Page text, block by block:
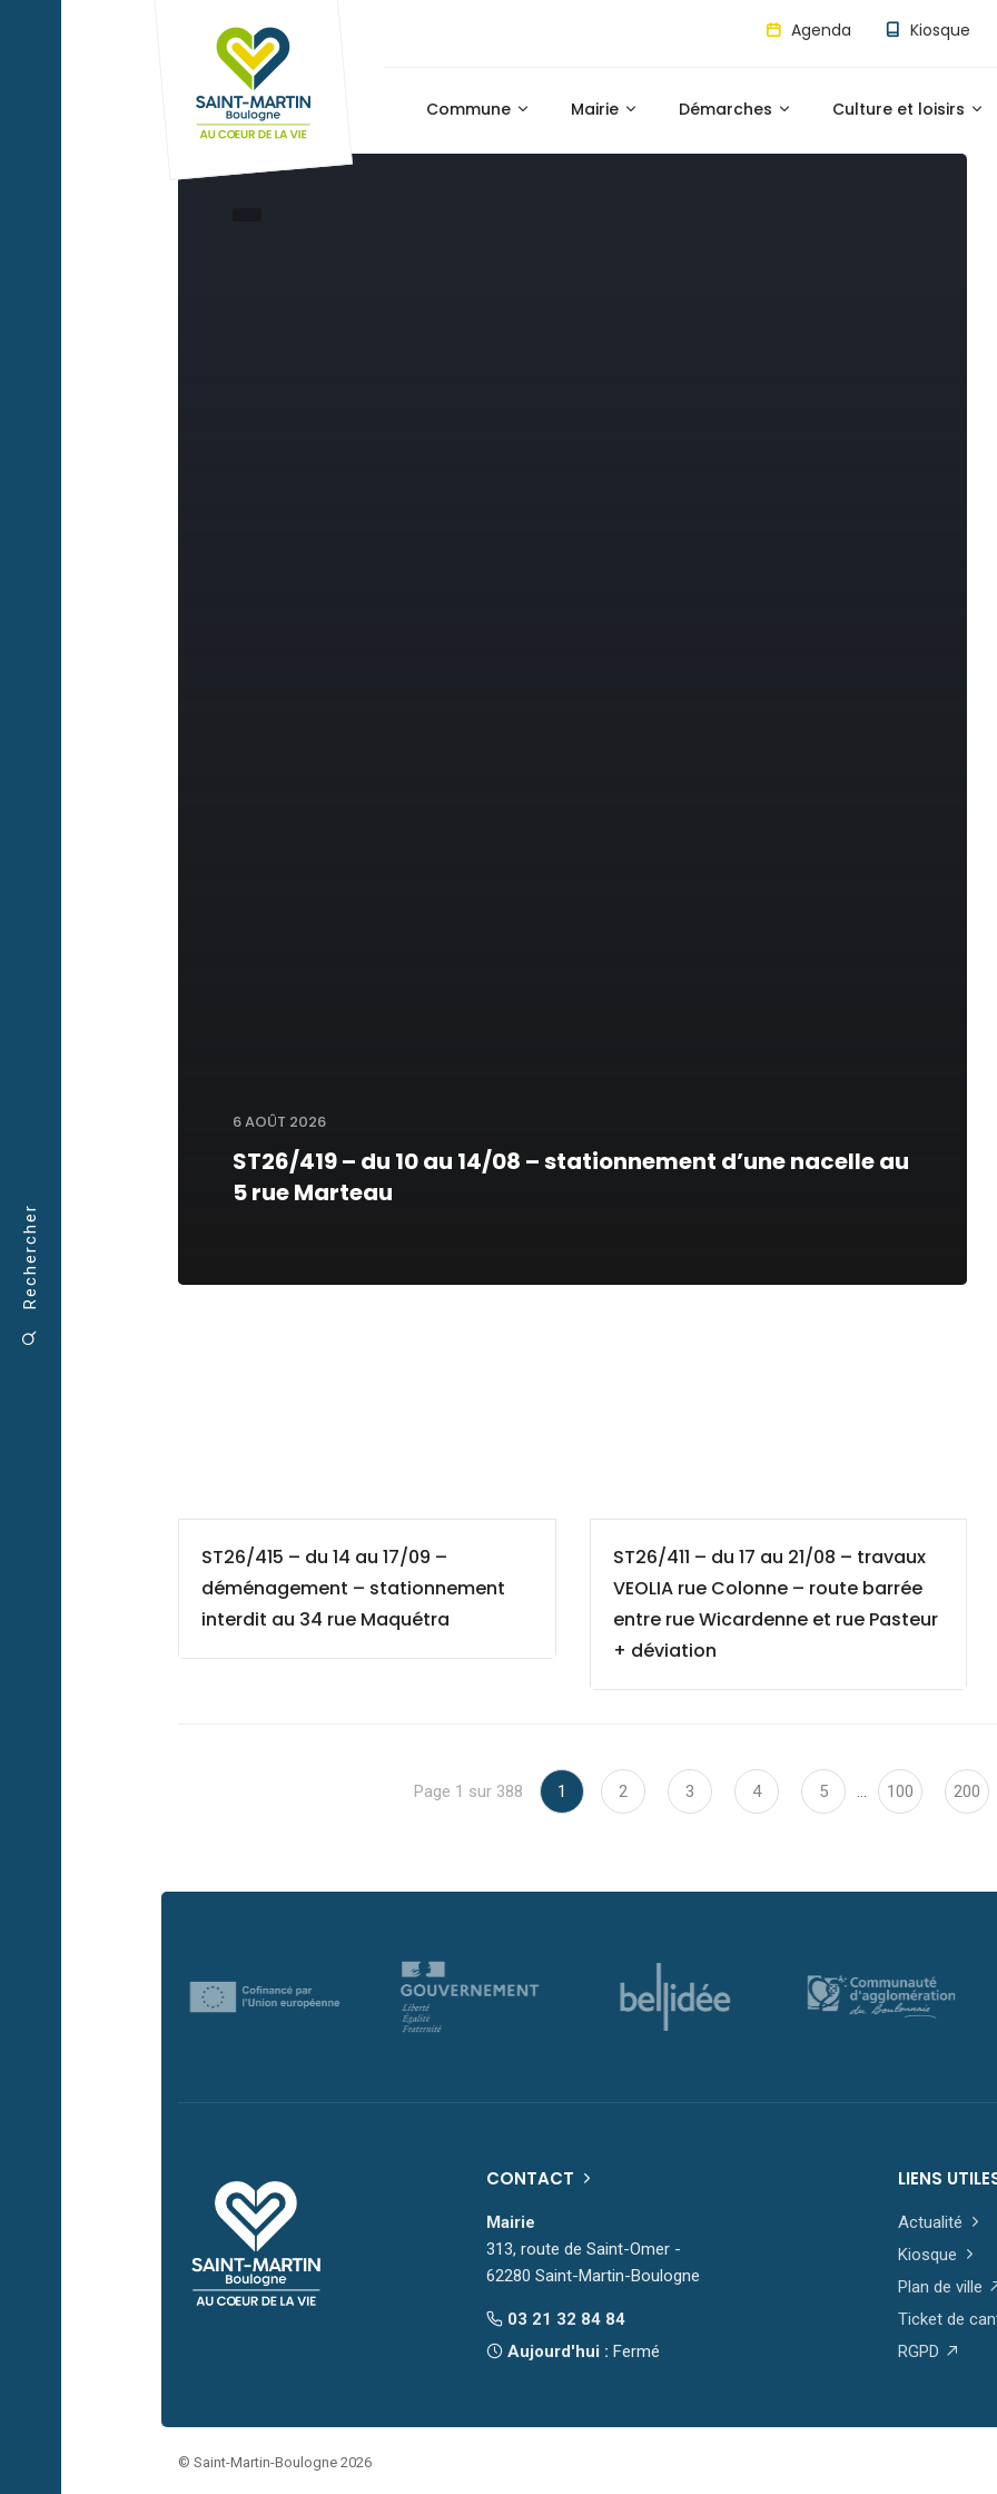
Agenda Kiosque
Commune Mairie Démarches Culture et loisirs
Rechercher
6 AOÛT 2026
ST26/419 – du 10 au 14/08 – stationnement d’une nacelle au
5 rue Marteau
ST26/415 – du 14 au 17/09 –
déménagement – stationnement
interdit au 34 rue Maquétra
ST26/411 – du 17 au 21/08 – travaux
VEOLIA rue Colonne – route barrée
entre rue Wicardenne et rue Pasteur
+ déviation
Page 1 sur 388 1 2 3 4 5 … 100 200
CONTACT
Mairie
313, route de Saint-Omer -
62280 Saint-Martin-Boulogne
03 21 32 84 84
Aujourd'hui :Fermé
LIENS
Actualité
Kiosque
Plan de ville
Ticket de
RGPD
© Saint-Martin-Boulogne 2026